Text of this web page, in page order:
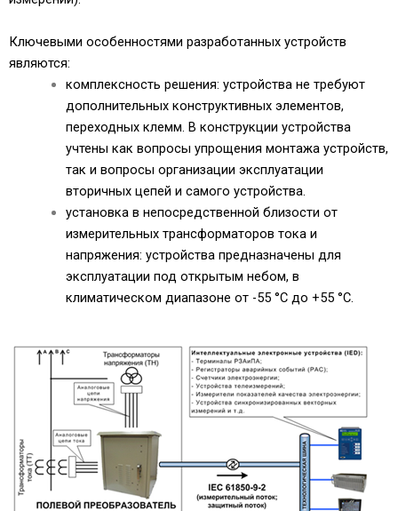
Ключевыми особенностями разработанных устройств
являются:
комплексность решения: устройства не требуют
дополнительных конструктивных элементов,
переходных клемм. В конструкции устройства
учтены как вопросы упрощения монтажа устройств,
так и вопросы организации эксплуатации
вторичных цепей и самого устройства.
установка в непосредственной близости от
измерительных трансформаторов тока и
напряжения: устройства предназначены для
эксплуатации под открытым небом, в
климатическом диапазоне от -55 °С до +55 °С.